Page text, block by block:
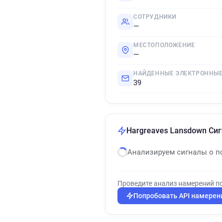
СОТРУДНИКИ
—
МЕСТОПОЛОЖЕНИЕ
—
НАЙДЕННЫЕ
39
Hargreaves Lansdown
Анализируем сигналы о
Проведите анализ намерений
Попробовать API